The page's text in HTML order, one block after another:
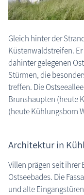
Karte Urlaubsorte
Freizeit
Wissenswertes
Veranstaltungen
Gleich hinter der
Küstenwaldstreifen.
dahinter gelegenen
Stürmen, die
treffen. Die
Brunshaupten (heute
(heute Kühlungsborn
Architektur in
Villen prägen seit ihrer
Ostseebades. Die
und alte